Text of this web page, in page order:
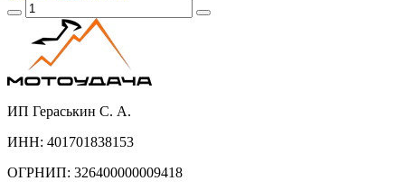
ИП Гераськин С. А.
ИНН: 401701838153
ОГРНИП: 326400000009418